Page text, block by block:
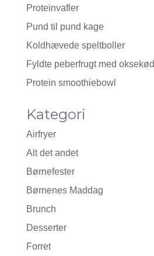
Proteinvafler
Pund til pund kage
Koldhævede speltboller
Fyldte peberfrugt med oksekød
Protein smoothiebowl
Kategori
Airfryer
Alt det andet
Børnefester
Børnenes Maddag
Brunch
Desserter
Forret